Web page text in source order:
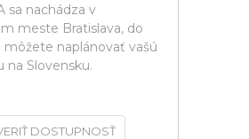
sa nachádza v
meste Bratislava, do
môžete naplánovať vašú
na Slovensku.
DOSTUPNOSŤ